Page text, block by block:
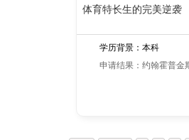
体育特长生的完美逆袭
学历背景：本科
申请结果：约翰霍普金